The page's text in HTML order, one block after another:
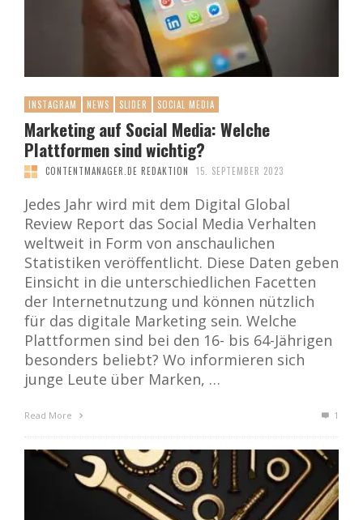
INSTAGRAM NEWS SLIDER SOCIAL MEDIA
Marketing auf Social Media: Welche
Plattformen sind wichtig?
CONTENTMANAGER.DE REDAKTION 15. SEPTEMBER 2023
Jedes Jahr wird mit dem Digital Global
Review Report das Social Media Verhalten
weltweit in Form von anschaulichen
Statistiken veröffentlicht. Diese Daten geben
Einsicht in die unterschiedlichen Facetten
der Internetnutzung und können nützlich
für das digitale Marketing sein. Welche
Plattformen sind bei den 16- bis 64-Jährigen
besonders beliebt? Wo informieren sich
junge Leute über Marken, …
Read More 1